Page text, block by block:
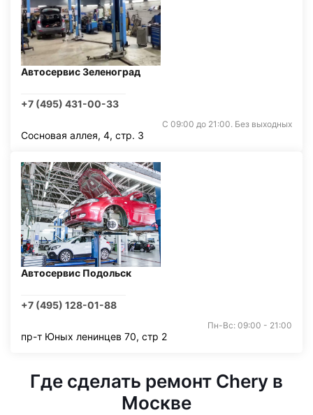
Автосервис Зеленоград
+7 (495) 431-00-33
С 09:00 до 21:00. Без выходных
Сосновая аллея, 4, стр. 3
Автосервис Подольск
+7 (495) 128-01-88
Пн-Вс: 09:00 - 21:00
пр-т Юных ленинцев 70, стр 2
Где сделать ремонт Chery в
Москве